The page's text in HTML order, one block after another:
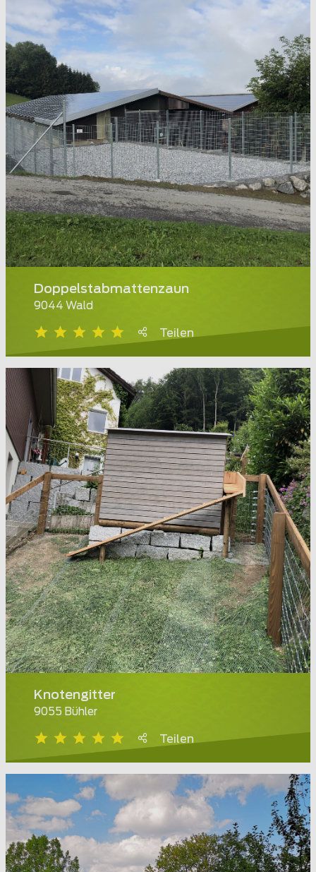
Doppelstabmattenzaun
9044 Wald
Teilen
Knotengitter
9055 Bühler
Teilen